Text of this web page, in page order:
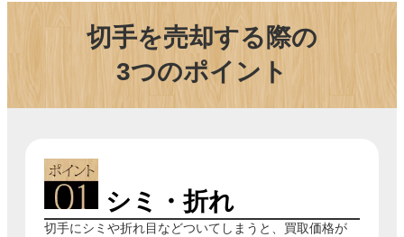
切手を売却する際の
3つのポイント
シミ・折れ
切手にシミや折れ目などついてしまうと、買取価格が